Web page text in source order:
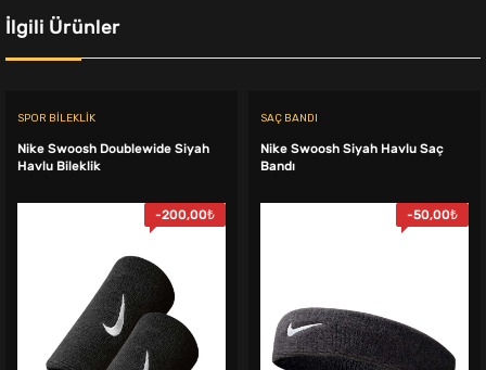
İlgili Ürünler
SPOR BILEKLIK
Nike Swoosh Doublewide Siyah
Havlu Bileklik
-200,00₺
SAÇ BANDI
Nike Swoosh Siyah Havlu Saç
Bandı
-50,00₺